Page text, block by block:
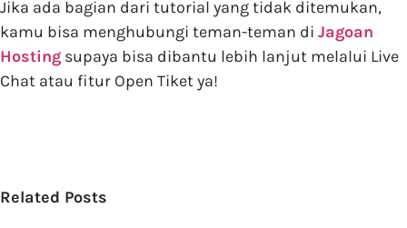
Jika ada bagian dari tutorial yang tidak ditemukan,
kamu bisa menghubungi teman-teman di Jagoan
Hosting supaya bisa dibantu lebih lanjut melalui Live
Chat atau fitur Open Tiket ya!
Related Posts